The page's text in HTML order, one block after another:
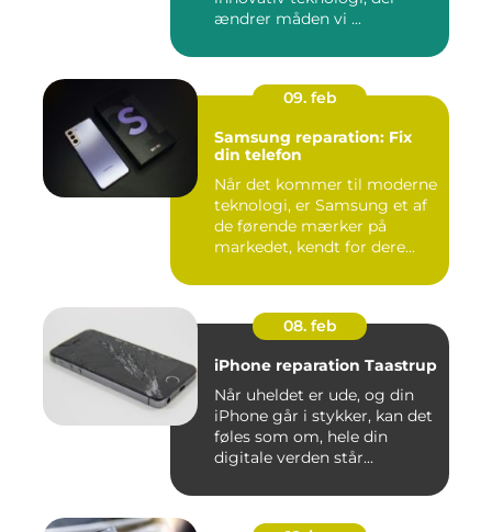
ændrer måden vi ...
09. feb
Samsung reparation: Fix
din telefon
Når det kommer til moderne
teknologi, er Samsung et af
de førende mærker på
markedet, kendt for dere...
08. feb
iPhone reparation Taastrup
Når uheldet er ude, og din
iPhone går i stykker, kan det
føles som om, hele din
digitale verden står...